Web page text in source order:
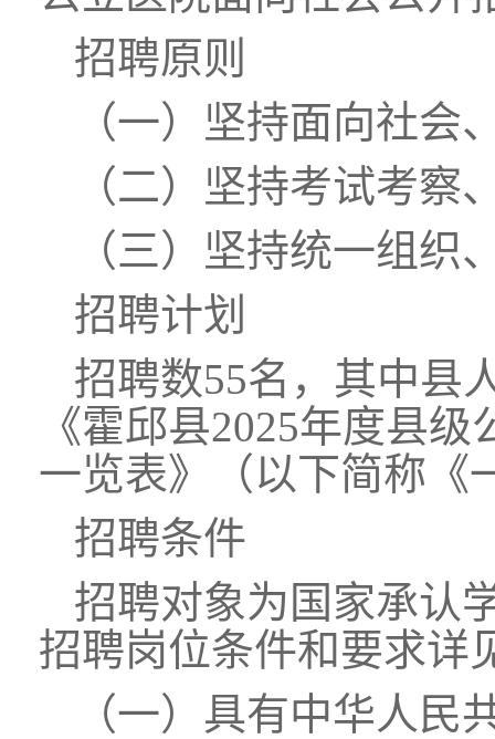
招聘原则
（一）坚持面向社会
（二）坚持考试考察
（三）坚持统一组织
招聘计划
招聘数55名，其中县
《霍邱县2025年度县
一览表》（以下简称《
招聘条件
招聘对象为国家承认
招聘岗位条件和要求详
（一）具有中华人民